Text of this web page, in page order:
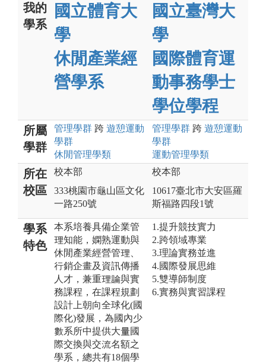
我的
學系
國立體育大
學
休閒產業經
營學系
國立臺灣大
學
國際體育運
動事務學士
學位學程
所屬
學群
管理學群 跨 遊憩運動
學群
休閒管理學類
管理學群 跨 遊憩運動
學群
運動管理學類
所在
校區
校本部
333桃園市龜山區文化
一路250號
校本部
10617臺北市大安區羅
斯福路四段1號
學系
特色
本系培養具備企業管
理知能，嫻熟運動與
休閒產業經營管理、
行銷企畫及資訊傳播
人才，兼重理論與實
務課程，在課程規劃
設計上朝向全球化(國
際化)發展，為國內少
數系所中提供大量國
際交換與交流名額之
學系，總共有18個學
1.提升競技實力
2.跨領域專業
3.理論實務並進
4.國際發展思維
5.雙導師制度
6.實務與實習課程